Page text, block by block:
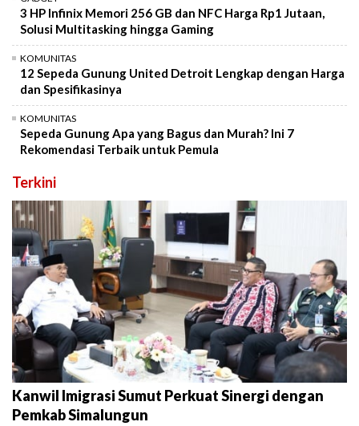
3 HP Infinix Memori 256 GB dan NFC Harga Rp1 Jutaan,
Solusi Multitasking hingga Gaming
KOMUNITAS
12 Sepeda Gunung United Detroit Lengkap dengan Harga
dan Spesifikasinya
KOMUNITAS
Sepeda Gunung Apa yang Bagus dan Murah? Ini 7
Rekomendasi Terbaik untuk Pemula
Terkini
Kanwil Imigrasi Sumut Perkuat Sinergi dengan
Pemkab Simalungun